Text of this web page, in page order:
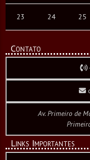
23 24 25
Contato
Av. Primeiro de
Links Importantes